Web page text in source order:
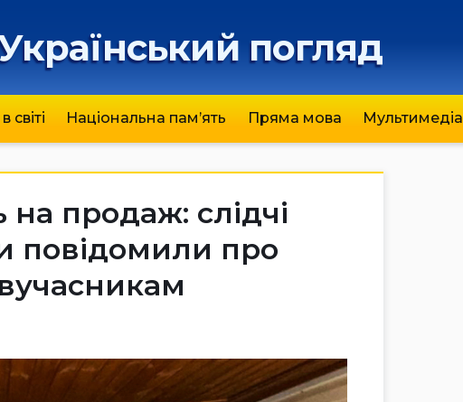
погляд
світі Національна пам’ять Пряма мова Мультимедіа
на продаж: слідчі
повідомили про